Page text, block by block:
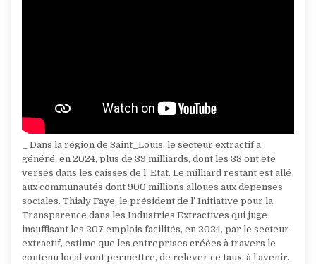
_ Dans la région de Saint_Louis, le secteur extractif a
généré, en 2024, plus de 39 milliards, dont les 38 ont été
versés dans les caisses de l’ Etat. Le milliard restant est allé
aux communautés dont 900 millions alloués aux dépenses
sociales. Thialy Faye, le président de l’ Initiative pour la
Transparence dans les Industries Extractives qui juge
insuffisant les 207 emplois facilités, en 2024, par le secteur
extractif, estime que les entreprises créées à travers le
contenu local vont permettre, de relever ce taux, à l’avenir.